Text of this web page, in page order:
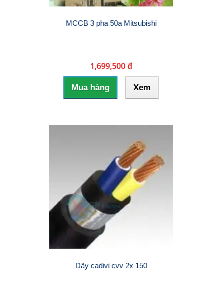
MCCB 3 pha 50a Mitsubishi
1,699,500 đ
Mua hàng Xem
Dây cadivi cvv 2x 150